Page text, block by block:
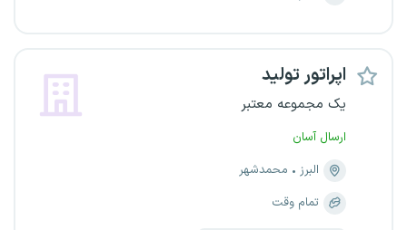
اپراتور تولید
یک مجموعه معتبر
ارسال آسان
البرز
محمدشهر
تمام وقت